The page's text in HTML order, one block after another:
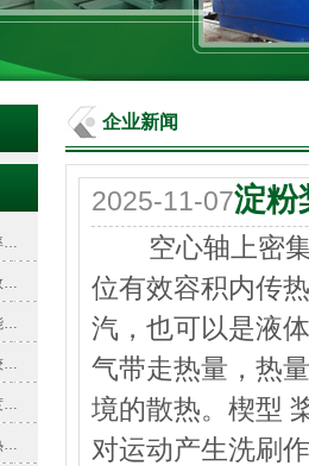
…
…
…
…
…
…
企业新闻
2025-11-07淀粉
空心轴上密集
位有效容积内传
汽，也可以是液
气带走热量，热
境的散热。楔型
对运动产生洗刷